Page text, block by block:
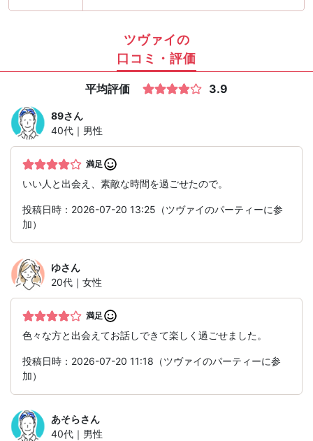
ツヴァイの
口コミ・評価
平均評価 3.9
89さん
40代｜男性
満足
いい人と出会え、素敵な時間を過ごせたので。
投稿日時：2026-07-20 13:25（ツヴァイのパーティーに参
加）
ゆさん
20代｜女性
満足
色々な方と出会えてお話しできて楽しく過ごせました。
投稿日時：2026-07-20 11:18（ツヴァイのパーティーに参
加）
あそらさん
40代｜男性